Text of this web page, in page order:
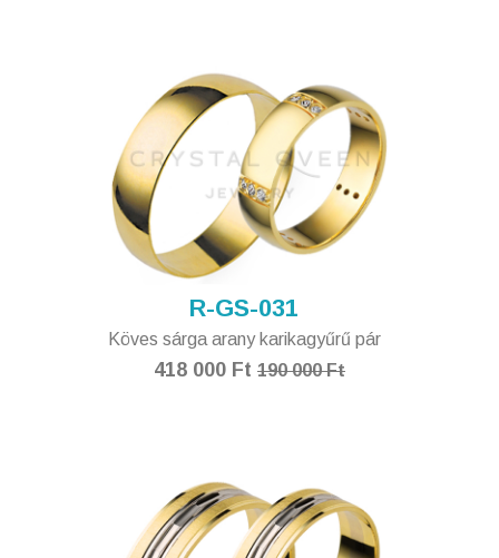
R-GS-031
Köves sárga arany karikagyűrű pár
418 000 Ft 190 000 Ft